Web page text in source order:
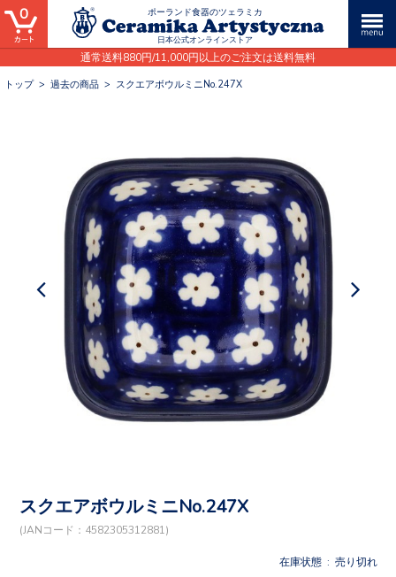
ポーランド食器のツェラミカ
日本公式オンラインストア
通常送料880円/11,000円以上のご注文は送料無料
0
トップ> 過去の商品 > スクエアボウルミニNo.247X
スクエアボウルミニNo.247X
(JANコード：4582305312881)
在庫状態 : 売り切れ